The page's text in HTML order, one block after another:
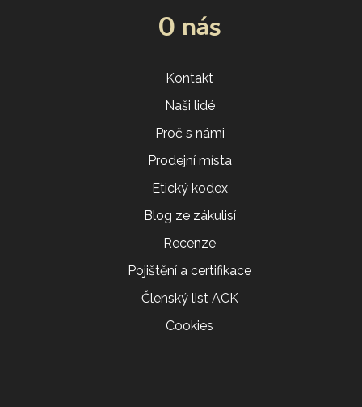
O nás
Kontakt
Naši lidé
Proč s námi
Prodejní místa
Etický kodex
Blog ze zákulisí
Recenze
Pojištění a certifikace
Členský list ACK
Cookies